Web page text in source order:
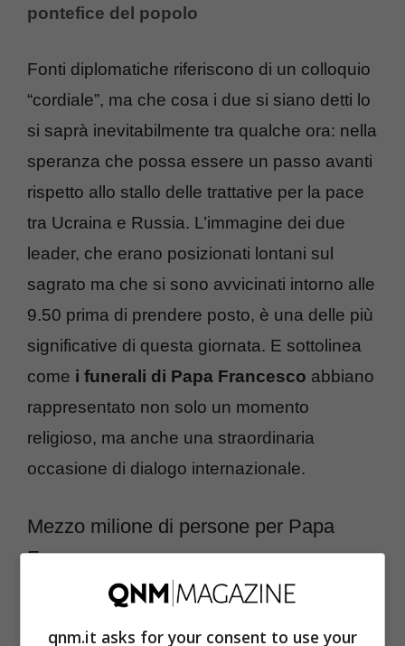
pontefice del popolo
Fonti diplomatiche riferiscono di un colloquio
“cordiale”, ma che cosa i due si siano detti lo
si saprà inevitabilmente tra qualche ora: nella
speranza che possa essere un passo avanti
rispetto allo stallo delle trattative per la pace
tra Ucraina e Russia. L’immagine dei due
leader, che erano posizionati lontani sul
sagrato ma che si sono avvicinati intorno alle
9.50 prima di prendere posto, è una delle più
significative di questa giornata. E sottolinea
come i funerali di Papa Francesco abbiano
rappresentato non solo un momento
religioso, ma anche una straordinaria
occasione di dialogo internazionale.
Mezzo milione di persone per Papa
Francesco
Se sul sagrato erano presenti non meno di
250mila persone, una vasta maggioranza
qnm.it asks for your consent to use your